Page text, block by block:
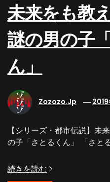
未来をも教
謎の男の子
ん」
Zozozo.jp
【シリーズ・都市伝説】未
の子「さとるくん」 「さと
続きを読む